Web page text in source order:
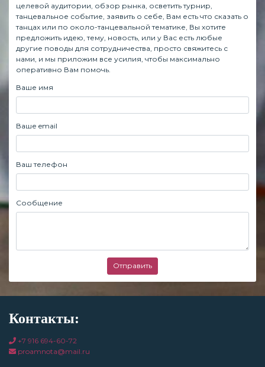
целевой аудитории, обзор рынка, осветить турнир,
танцевальное событие, заявить о себе, Вам есть что сказать о
танцах или по около-танцевальной тематике, Вы хотите
предложить идею, тему, новость, или у Вас есть любые
другие поводы для сотрудничества, просто свяжитесь с
нами, и мы приложим все усилия, чтобы максимально
оперативно Вам помочь.
Ваше имя
Ваше email
Ваш телефон
Сообщение
Отправить
Контакты:
+7 916 694-60-72
proamnota@mail.ru